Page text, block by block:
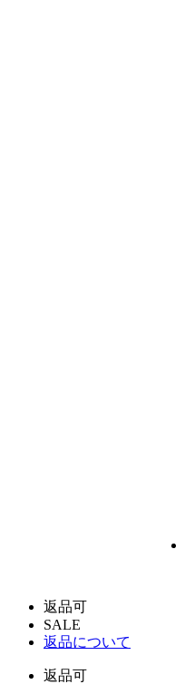
返品可
SALE
返品について
返品可